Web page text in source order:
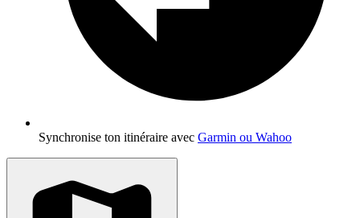
Synchronise ton itinéraire avec Garmin ou Wahoo